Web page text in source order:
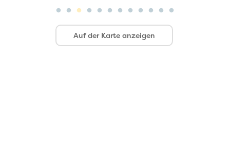
Auf der Karte anzeigen